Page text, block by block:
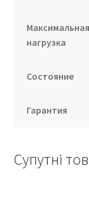
Максимальная
нагрузка
Состояние
Гарантия
Супутні